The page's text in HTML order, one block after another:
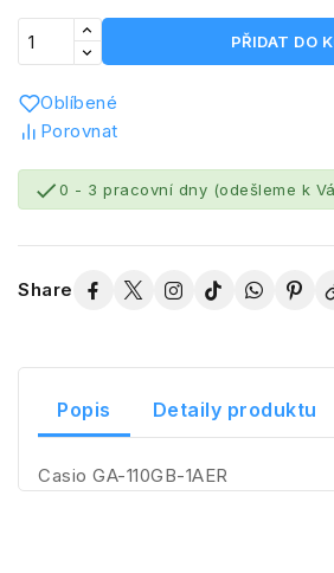
PŘIDAT DO
Oblíbené
Porovnat
0 - 3 pracovní dny (odešleme k
Share
Popis Detaily produktu
Casio GA-110GB-1AER